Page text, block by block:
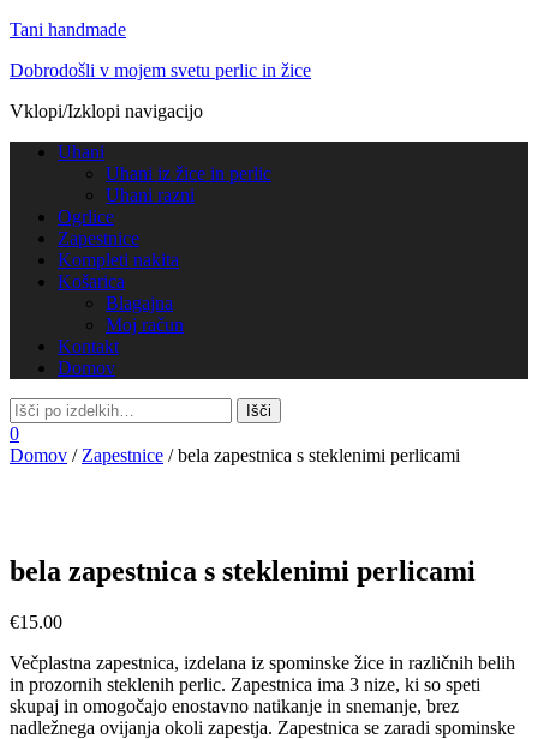
Tani handmade
Dobrodošli v mojem svetu perlic in žice
Vklopi/Izklopi navigacijo
Uhani
Uhani iz žice in perlic
Uhani razni
Ogrlice
Zapestnice
Kompleti nakita
Košarica
Blagajna
Moj račun
Kontakt
Domov
0
Domov / Zapestnice / bela zapestnica s steklenimi perlicami
bela zapestnica s steklenimi perlicami
€15.00
Večplastna zapestnica, izdelana iz spominske žice in različnih belih
in prozornih steklenih perlic. Zapestnica ima 3 nize, ki so speti
skupaj in omogočajo enostavno natikanje in snemanje, brez
nadležnega ovijanja okoli zapestja. Zapestnica se zaradi spominske